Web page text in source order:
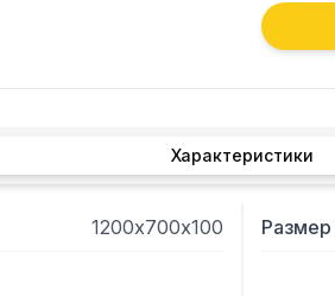
- Два фиксированных и два поворотных колеса.
-
Характеристики
1200х700х100 Размер